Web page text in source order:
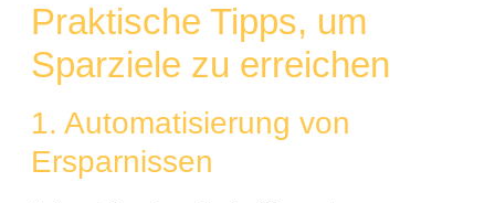
Praktische Tipps, um
Sparziele zu erreichen
1. Automatisierung von
Ersparnissen